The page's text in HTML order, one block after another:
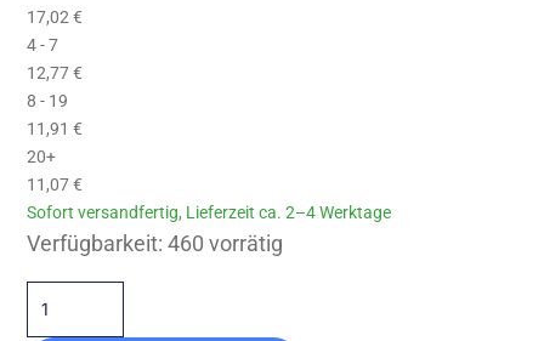
17,02€
4 - 7
12,77€
8 - 19
11,91€
20+
11,07€
Sofort versandfertig, Lieferzeit ca. 2–4 Werktage
Verfügbarkeit: 460 vorrätig
EF-DE-040X25-M6-ELOX Menge